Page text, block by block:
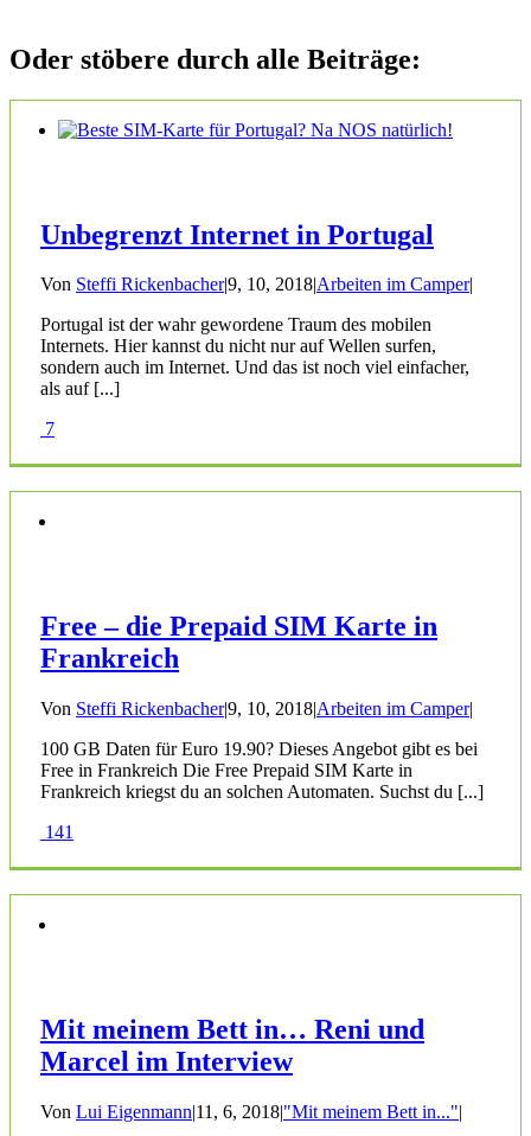
Oder stöbere durch alle Beiträge:
Unbegrenzt Internet in Portugal
Von Steffi Rickenbacher|9, 10, 2018|Arbeiten im Camper|
Portugal ist der wahr gewordene Traum des mobilen
Internets. Hier kannst du nicht nur auf Wellen surfen,
sondern auch im Internet. Und das ist noch viel einfacher,
als auf [...]
7
Free – die Prepaid SIM Karte in
Frankreich
Von Steffi Rickenbacher|9, 10, 2018|Arbeiten im Camper|
100 GB Daten für Euro 19.90? Dieses Angebot gibt es bei
Free in Frankreich Die Free Prepaid SIM Karte in
Frankreich kriegst du an solchen Automaten. Suchst du [...]
141
Mit meinem Bett in… Reni und
Marcel im Interview
Von Lui Eigenmann|11, 6, 2018|"Mit meinem Bett in..."|